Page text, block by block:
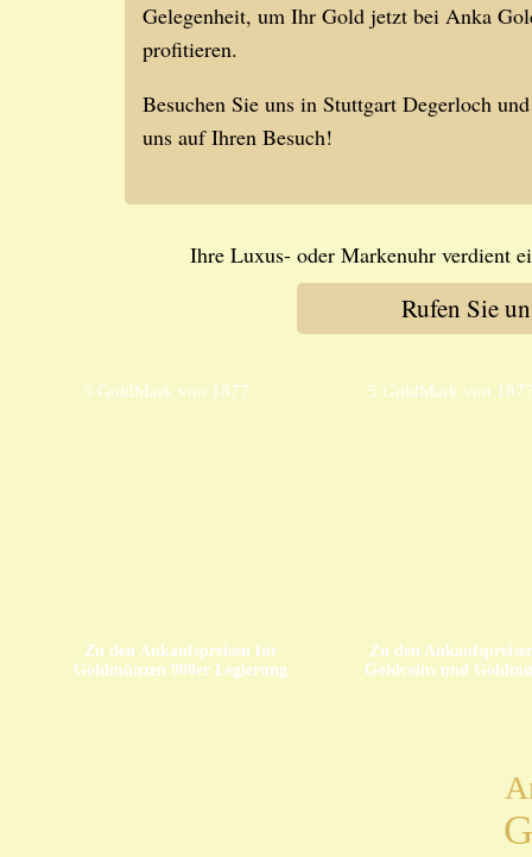
Gelegenheit, um Ihr Gold jetzt bei Anka
profitieren.
Besuchen Sie uns in Stuttgart Degerloch
uns auf Ihren Besuch!
Ihre Luxus- oder Markenuhr verdient
Rufen Sie
5 GoldMark von 1877
Zu den Ankaufspreisen für
Goldmünzen 900er Legierung
5 GoldMark von
Zu den
Goldcoins und